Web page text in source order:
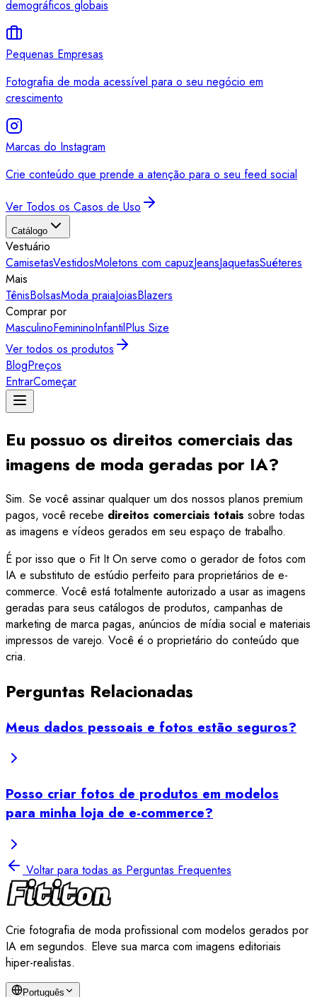
demográficos globais
Pequenas Empresas
Fotografia de moda acessível para o seu negócio em
crescimento
Marcas do Instagram
Crie conteúdo que prende a atenção para o seu feed social
Ver Todos os Casos de Uso
Catálogo
Vestuário
CamisetasVestidosMoletons com capuzJeansJaquetasSuéteres
Mais
TênisBolsasModa praiaJoiasBlazers
Comprar por
MasculinoFemininoInfantilPlus Size
Ver todos os produtos
BlogPreços
EntrarComeçar
Eu possuo os direitos comerciais das
imagens de moda geradas por IA?
Sim. Se você assinar qualquer um dos nossos planos premium
pagos, você recebe direitos comerciais totais sobre todas
as imagens e vídeos gerados em seu espaço de trabalho.
É por isso que o Fit It On serve como o gerador de fotos com
IA e substituto de estúdio perfeito para proprietários de e-
commerce. Você está totalmente autorizado a usar as imagens
geradas para seus catálogos de produtos, campanhas de
marketing de marca pagas, anúncios de mídia social e materiais
impressos de varejo. Você é o proprietário do conteúdo que
cria.
Perguntas Relacionadas
Meus dados pessoais e fotos estão seguros?
Posso criar fotos de produtos em modelos
para minha loja de e-commerce?
Voltar para todas as Perguntas Frequentes
Crie fotografia de moda profissional com modelos gerados por
IA em segundos. Eleve sua marca com imagens editoriais
hiper-realistas.
Português